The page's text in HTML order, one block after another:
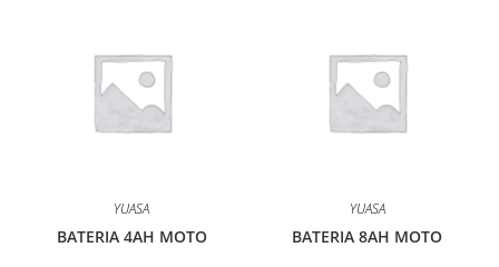
YUASA
BATERIA 4AH MOTO
YUASA
BATERIA 8AH MOTO